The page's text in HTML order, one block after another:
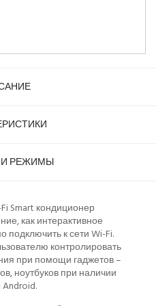
РЕЖИМЫ
Smart кондиционер
как интерактивное
подключить к сети Wi-Fi.
контролировать
при помощи гаджетов –
ноутбуков при наличии